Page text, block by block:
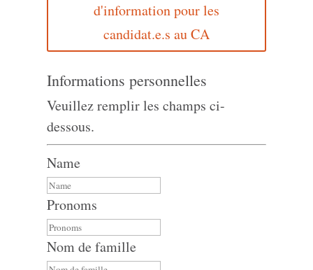
d'information pour les
candidat.e.s au CA
Informations personnelles
Veuillez remplir les champs ci-
dessous.
Name
Pronoms
Nom de famille